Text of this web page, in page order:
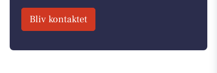
Bliv kontaktet